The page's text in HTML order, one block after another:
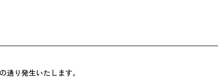
り発生いたします。